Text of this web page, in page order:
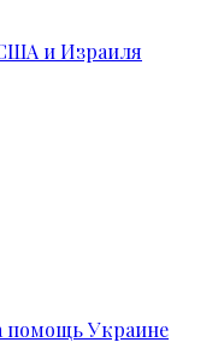
и Израиля
помощь Украине